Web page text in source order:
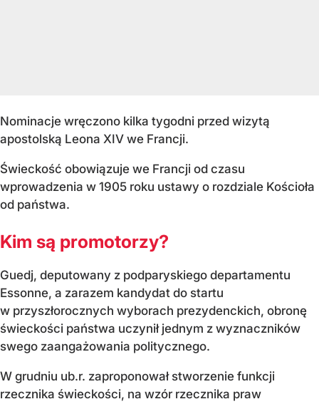
Nominacje wręczono kilka tygodni przed wizytą
apostolską Leona XIV we Francji.
Świeckość obowiązuje we Francji od czasu
wprowadzenia w 1905 roku ustawy o rozdziale Kościoła
od państwa.
Kim są promotorzy?
Guedj, deputowany z podparyskiego departamentu
Essonne, a zarazem kandydat do startu
w przyszłorocznych wyborach prezydenckich, obronę
świeckości państwa uczynił jednym z wyznaczników
swego zaangażowania politycznego.
W grudniu ub.r. zaproponował stworzenie funkcji
rzecznika świeckości, na wzór rzecznika praw